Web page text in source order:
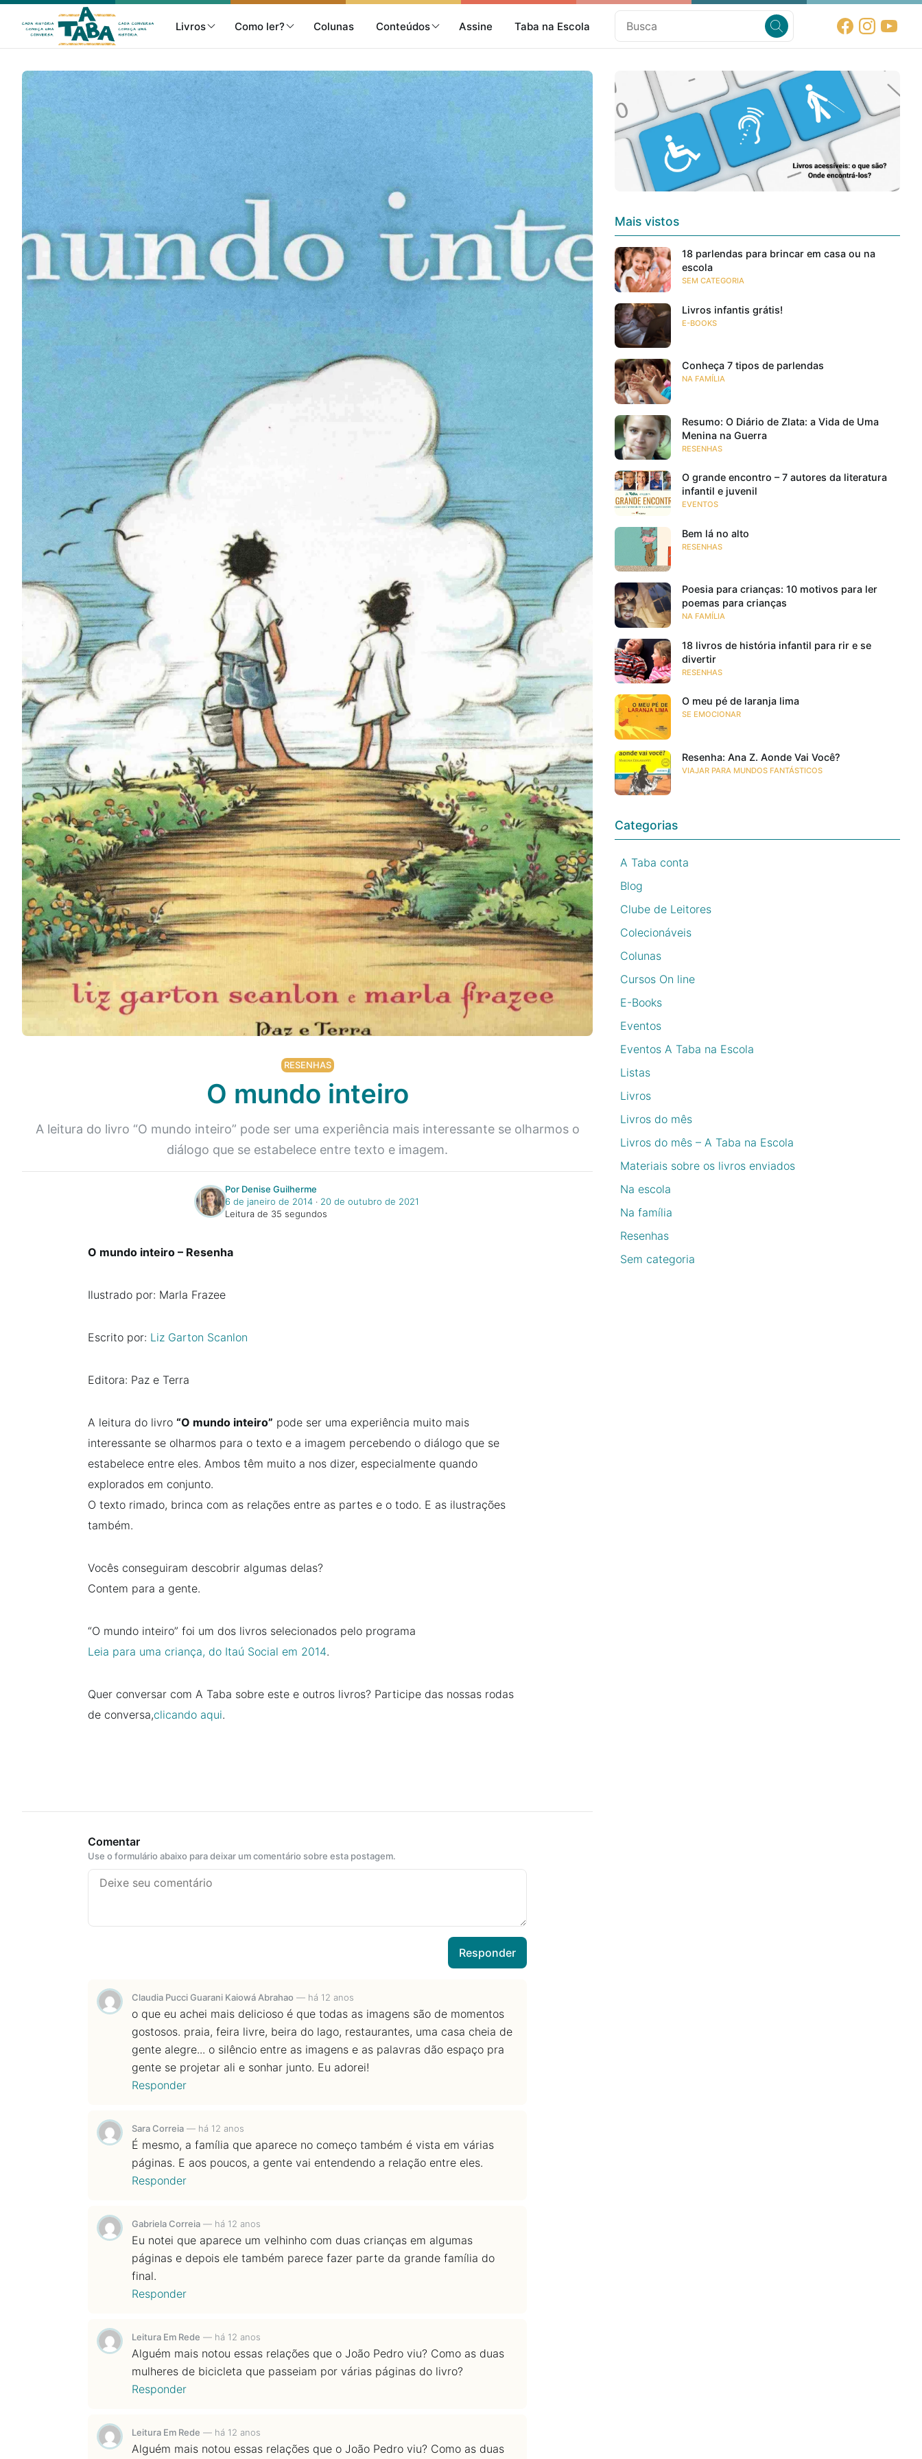
Livros Como ler? Colunas Conteúdos Assine Taba na Escola
Livros
Resenhas
Clube de Leitores
Listas
Como ler?
Na escola
Na família
Colunas
Conteúdos
Cursos On line
E-Books
Eventos
Podcast
Assine
Taba na Escola
RESENHAS
O mundo inteiro
A leitura do livro “O mundo inteiro” pode ser uma experiência mais interessante se olharmos o
diálogo que se estabelece entre texto e imagem.
Por Denise Guilherme
6 de janeiro de 2014‧ 20 de outubro de 2021
Leitura de 35 segundos
O mundo inteiro – Resenha
Ilustrado por: Marla Frazee
Escrito por: Liz Garton Scanlon
Editora: Paz e Terra
A leitura do livro “O mundo inteiro” pode ser uma experiência muito mais
interessante se olharmos para o texto e a imagem percebendo o diálogo que se
estabelece entre eles. Ambos têm muito a nos dizer, especialmente quando
explorados em conjunto.
O texto rimado, brinca com as relações entre as partes e o todo. E as ilustrações
também.
Vocês conseguiram descobrir algumas delas?
Contem para a gente.
“O mundo inteiro” foi um dos livros selecionados pelo programa
Leia para uma criança, do Itaú Social em 2014.
Quer conversar com A Taba sobre este e outros livros? Participe das nossas rodas
de conversa,clicando aqui.
Comentar
Use o formulário abaixo para deixar um comentário sobre esta postagem.
Responder
Claudia Pucci Guarani Kaiowá Abrahao — há 12 anos
o que eu achei mais delicioso é que todas as imagens são de momentos
gostosos. praia, feira livre, beira do lago, restaurantes, uma casa cheia de
gente alegre... o silêncio entre as imagens e as palavras dão espaço pra
gente se projetar ali e sonhar junto. Eu adorei!
Responder
Sara Correia — há 12 anos
É mesmo, a família que aparece no começo também é vista em várias
páginas. E aos poucos, a gente vai entendendo a relação entre eles.
Responder
Gabriela Correia — há 12 anos
Eu notei que aparece um velhinho com duas crianças em algumas
páginas e depois ele também parece fazer parte da grande família do
final.
Responder
Leitura Em Rede — há 12 anos
Alguém mais notou essas relações que o João Pedro viu? Como as duas
mulheres de bicicleta que passeiam por várias páginas do livro?
Responder
Leitura Em Rede — há 12 anos
Alguém mais notou essas relações que o João Pedro viu? Como as duas
Mais vistos
18 parlendas para brincar em casa ou na
escola
SEM CATEGORIA
Livros infantis grátis!
E-BOOKS
Conheça 7 tipos de parlendas
NA FAMÍLIA
Resumo: O Diário de Zlata: a Vida de Uma
Menina na Guerra
RESENHAS
O grande encontro – 7 autores da literatura
infantil e juvenil
EVENTOS
Bem lá no alto
RESENHAS
Poesia para crianças: 10 motivos para ler
poemas para crianças
NA FAMÍLIA
18 livros de história infantil para rir e se
divertir
RESENHAS
O meu pé de laranja lima
SE EMOCIONAR
Resenha: Ana Z. Aonde Vai Você?
VIAJAR PARA MUNDOS FANTÁSTICOS
Categorias
A Taba conta
Blog
Clube de Leitores
Colecionáveis
Colunas
Cursos On line
E-Books
Eventos
Eventos A Taba na Escola
Listas
Livros
Livros do mês
Livros do mês – A Taba na Escola
Materiais sobre os livros enviados
Na escola
Na família
Resenhas
Sem categoria